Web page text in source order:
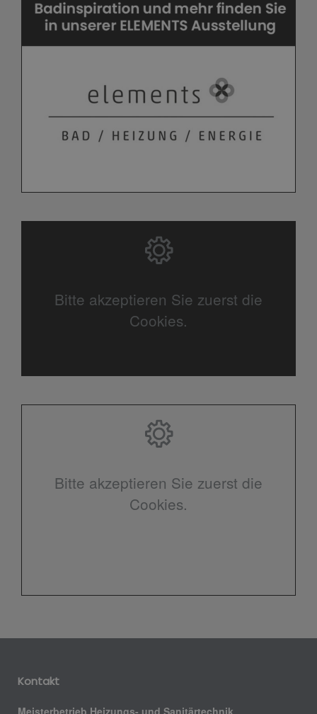
Bitte akzeptieren Sie zuerst die
Cookies.
Bitte akzeptieren Sie zuerst die
Cookies.
Kontakt
Meisterbetrieb Heizungs- und Sanitärtechnik